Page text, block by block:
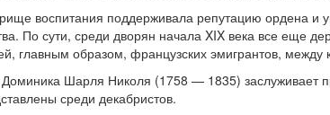
воспитания поддерживала репутацию ордена и
По сути, среди дворян начала XIX века все еще
главным образом, французских эмигрантов,
Доминика Шарля Николя (1758 — 1835) заслуживает
среди декабристов.